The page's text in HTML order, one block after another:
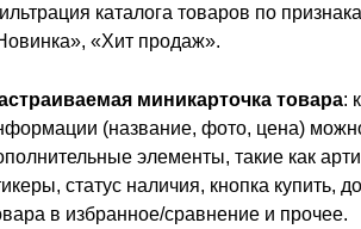
каталога товаров по
«Хит продаж».
миникарточка товара:
(название, фото, цена)
элементы, такие как
статус наличия, кнопка купить,
в избранное/сравнение и прочее.